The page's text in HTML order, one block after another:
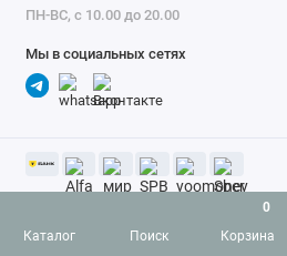
Каталог Поиск Корзина
0
ПН-ВС, с 10.00 до 20.00
Мы в социальных сетях